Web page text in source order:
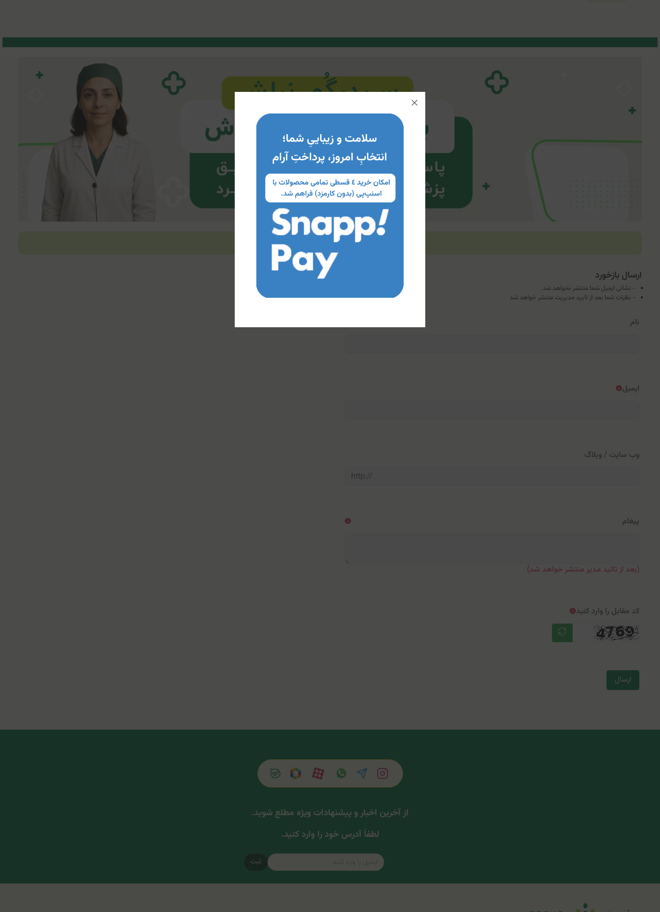
بازخوردها
ارسال بازخورد
- نشانی ایمیل شما منتشر نخواهد شد.
- نظرات شما بعد از تایید مدیریت منتشر خواهد شد
نام
ایمیل
وب سایت / وبلاگ
پیغام
(بعد از تائید مدیر منتشر خواهد شد)
کد مقابل را وارد کنید
ارسال
از آخرین اخبار و پیشنهادات ویژه مطلع شوید.
لطفاً آدرس خود را وارد کنید.
ثبت